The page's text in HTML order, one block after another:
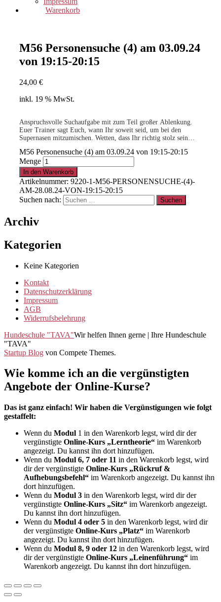
Warenkorb
M56 Personensuche (4) am 03.09.24
von 19:15-20:15
24,00 €
inkl. 19 % MwSt.
Anspruchsvolle Suchaufgabe mit zum Teil großer Ablenkung.
Euer Trainer sagt Euch, wann Ihr soweit seid, um bei den
Supernasen mitzumischen. Wetten, dass Ihr richtig stolz sein
-geringe Teilnehmerzahl-
.
15% für Clubmitglieder!Infohier
.
Clubmitglied werden ?
M56 Personensuche (4) am 03.09.24 von 19:15-20:15
Menge
In den Warenkorb
Artikelnummer: 9220-1-M56-PERSONENSUCHE-(4)-
AM-28.08.24-VON-19:15-20:15
Suchen nach:
Archiv
Kategorien
Keine Kategorien
Kontakt
Datenschutzerklärung
Impressum
AGB
Widerrufsbelehrung
Hundeschule "TAVA"Wir helfen Ihnen gerne | Ihre Hundeschule
"TAVA"
Startup Blog von Compete Themes.
Wie komme ich an die vergünstigten
Angebote der Online-Kurse?
Das ist ganz einfach! Wir haben die Vergünstigungen wie folgt
gestaffelt:
Wenn du Modul 1 in den Warenkorb legst, wird dir der
vergünstigte Online-Kurs „Lerntheorie“ im Warenkorb
angezeigt. Du kannst ihn dort hinzufügen.
Wenn du Modul 6, 7 oder 11 in den Warenkorb legst, wird
dir der vergünstigte Online-Kurs „Rückruf &
Aufhebungsbefehl“ im Warenkorb angezeigt. Du kannst ihn
dort hinzufügen.
Wenn du Modul 3 in den Warenkorb legst, wird dir der
vergünstigte Online-Kurs „Sitz“ im Warenkorb angezeigt.
Du kannst ihn dort hinzufügen.
Wenn du Modul 4 oder 5 in den Warenkorb legst, wird dir
der vergünstigte Online-Kurs „Platz“ im Warenkorb
angezeigt. Du kannst ihn dort hinzufügen.
Wenn du Modul 8, 9 oder 12 in den Warenkorb legst, wird
dir der vergünstigte Online-Kurs „Leinenführung“ im
Warenkorb angezeigt. Du kannst ihn dort hinzufügen.